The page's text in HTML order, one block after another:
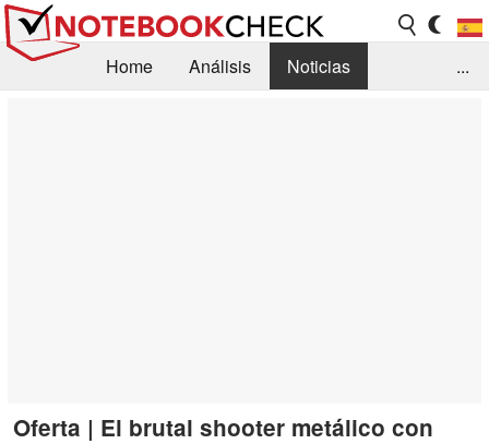
Home Análisis
Noticias
...
Oferta | El brutal shooter metálico con